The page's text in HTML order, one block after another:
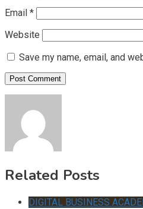
Email *
Website
Save my name, email, and
Related Posts
DIGITAL BUSINESS